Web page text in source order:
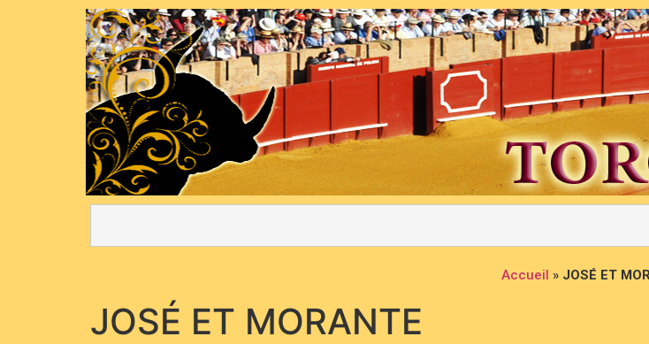
Accueil » JOSÉ ET
JOSÉ ET MORANTE